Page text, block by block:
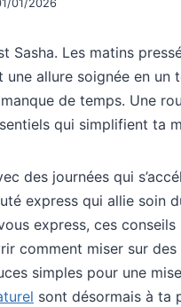
01/2026
Sasha. Les matins
une allure soignée en
de temps. Une
qui simplifient ta
des journées qui
express qui allie soin
express, ces conseils
comment miser sur
simples pour une
sont désormais à ta